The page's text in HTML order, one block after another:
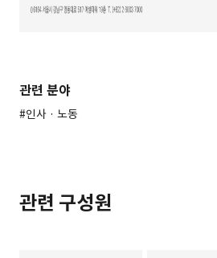
관련 분야
#인사 · 노동
관련 구성원